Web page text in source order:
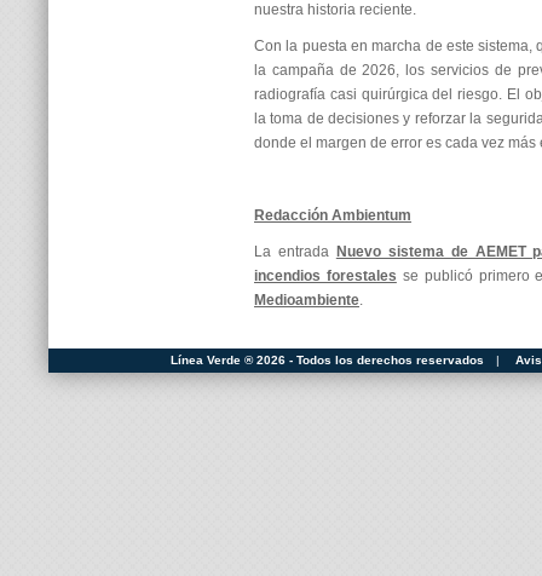
nuestra historia reciente.
Con la puesta en marcha de este sistema,
la campaña de 2026, los servicios de
radiografía casi quirúrgica del riesgo. El
la toma de decisiones y reforzar la
donde el margen de error es cada vez más
Redacción Ambientum
La entrada Nuevo sistema de AEMET
incendios forestales se publicó primero
Medioambiente.
Línea Verde ® 2026 - Todos los derechos reservados |